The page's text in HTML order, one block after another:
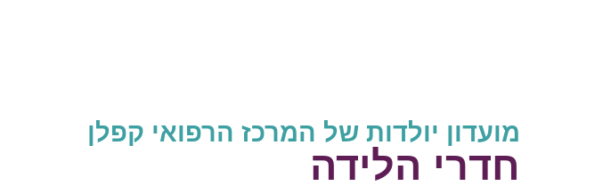
מועדון יולדות של המרכז הרפואי קפלן
חדרי הלידה